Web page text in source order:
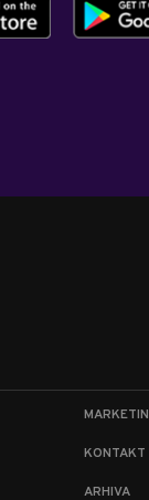
KONTAKT
ARHIVA